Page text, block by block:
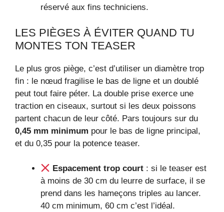
réservé aux fins techniciens.
LES PIÈGES À ÉVITER QUAND TU
MONTES TON TEASER
Le plus gros piège, c’est d’utiliser un diamètre trop
fin : le nœud fragilise le bas de ligne et un doublé
peut tout faire péter. La double prise exerce une
traction en ciseaux, surtout si les deux poissons
partent chacun de leur côté. Pars toujours sur du
0,45 mm minimum pour le bas de ligne principal,
et du 0,35 pour la potence teaser.
Espacement trop court : si le teaser est
à moins de 30 cm du leurre de surface, il se
prend dans les hameçons triples au lancer.
40 cm minimum, 60 cm c’est l’idéal.